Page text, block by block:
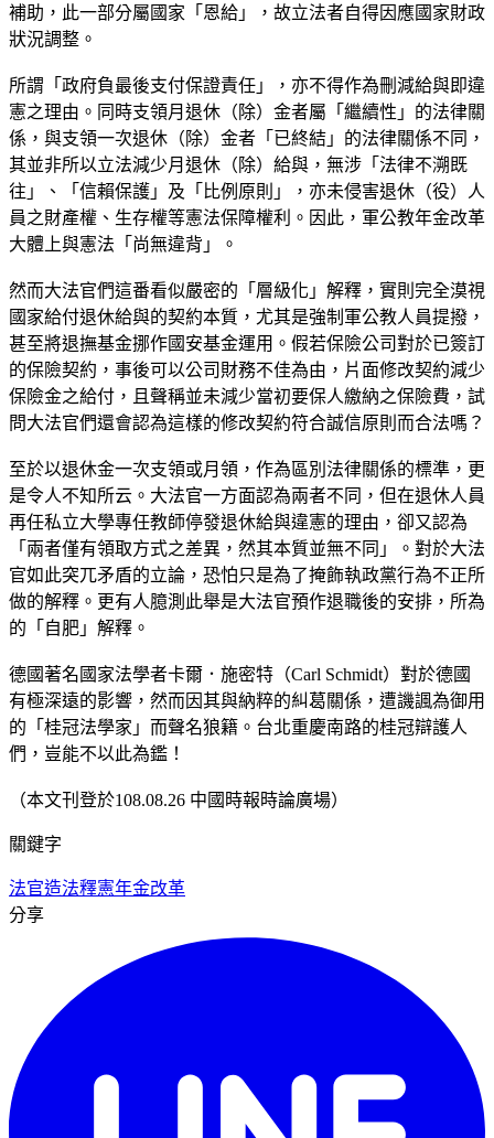
補助，此一部分屬國家「恩給」，故立法者自得因應國家財政
狀況調整。
所謂「政府負最後支付保證責任」，亦不得作為刪減給與即違
憲之理由。同時支領月退休（除）金者屬「繼續性」的法律關
係，與支領一次退休（除）金者「已終結」的法律關係不同，
其並非所以立法減少月退休（除）給與，無涉「法律不溯既
往」、「信賴保護」及「比例原則」，亦未侵害退休（役）人
員之財產權、生存權等憲法保障權利。因此，軍公教年金改革
大體上與憲法「尚無違背」。
然而大法官們這番看似嚴密的「層級化」解釋，實則完全漠視
國家給付退休給與的契約本質，尤其是強制軍公教人員提撥，
甚至將退撫基金挪作國安基金運用。假若保險公司對於已簽訂
的保險契約，事後可以公司財務不佳為由，片面修改契約減少
保險金之給付，且聲稱並未減少當初要保人繳納之保險費，試
問大法官們還會認為這樣的修改契約符合誠信原則而合法嗎？
至於以退休金一次支領或月領，作為區別法律關係的標準，更
是令人不知所云。大法官一方面認為兩者不同，但在退休人員
再任私立大學專任教師停發退休給與違憲的理由，卻又認為
「兩者僅有領取方式之差異，然其本質並無不同」。對於大法
官如此突兀矛盾的立論，恐怕只是為了掩飾執政黨行為不正所
做的解釋。更有人臆測此舉是大法官預作退職後的安排，所為
的「自肥」解釋。
德國著名國家法學者卡爾．施密特（Carl Schmidt）對於德國
有極深遠的影響，然而因其與納粹的糾葛關係，遭譏諷為御用
的「桂冠法學家」而聲名狼籍。台北重慶南路的桂冠辯護人
們，豈能不以此為鑑！
（本文刊登於108.08.26 中國時報時論廣場）
關鍵字
法官造法釋憲年金改革
分享